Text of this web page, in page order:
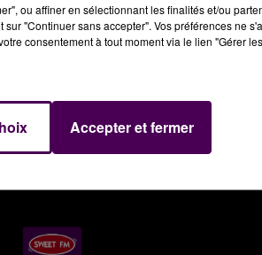
ou affiner en sélectionnant les finalités et/ou
"Continuer sans accepter". Vos préférences ne
consentement à tout moment via le lien "Gérer
Accepter et fermer